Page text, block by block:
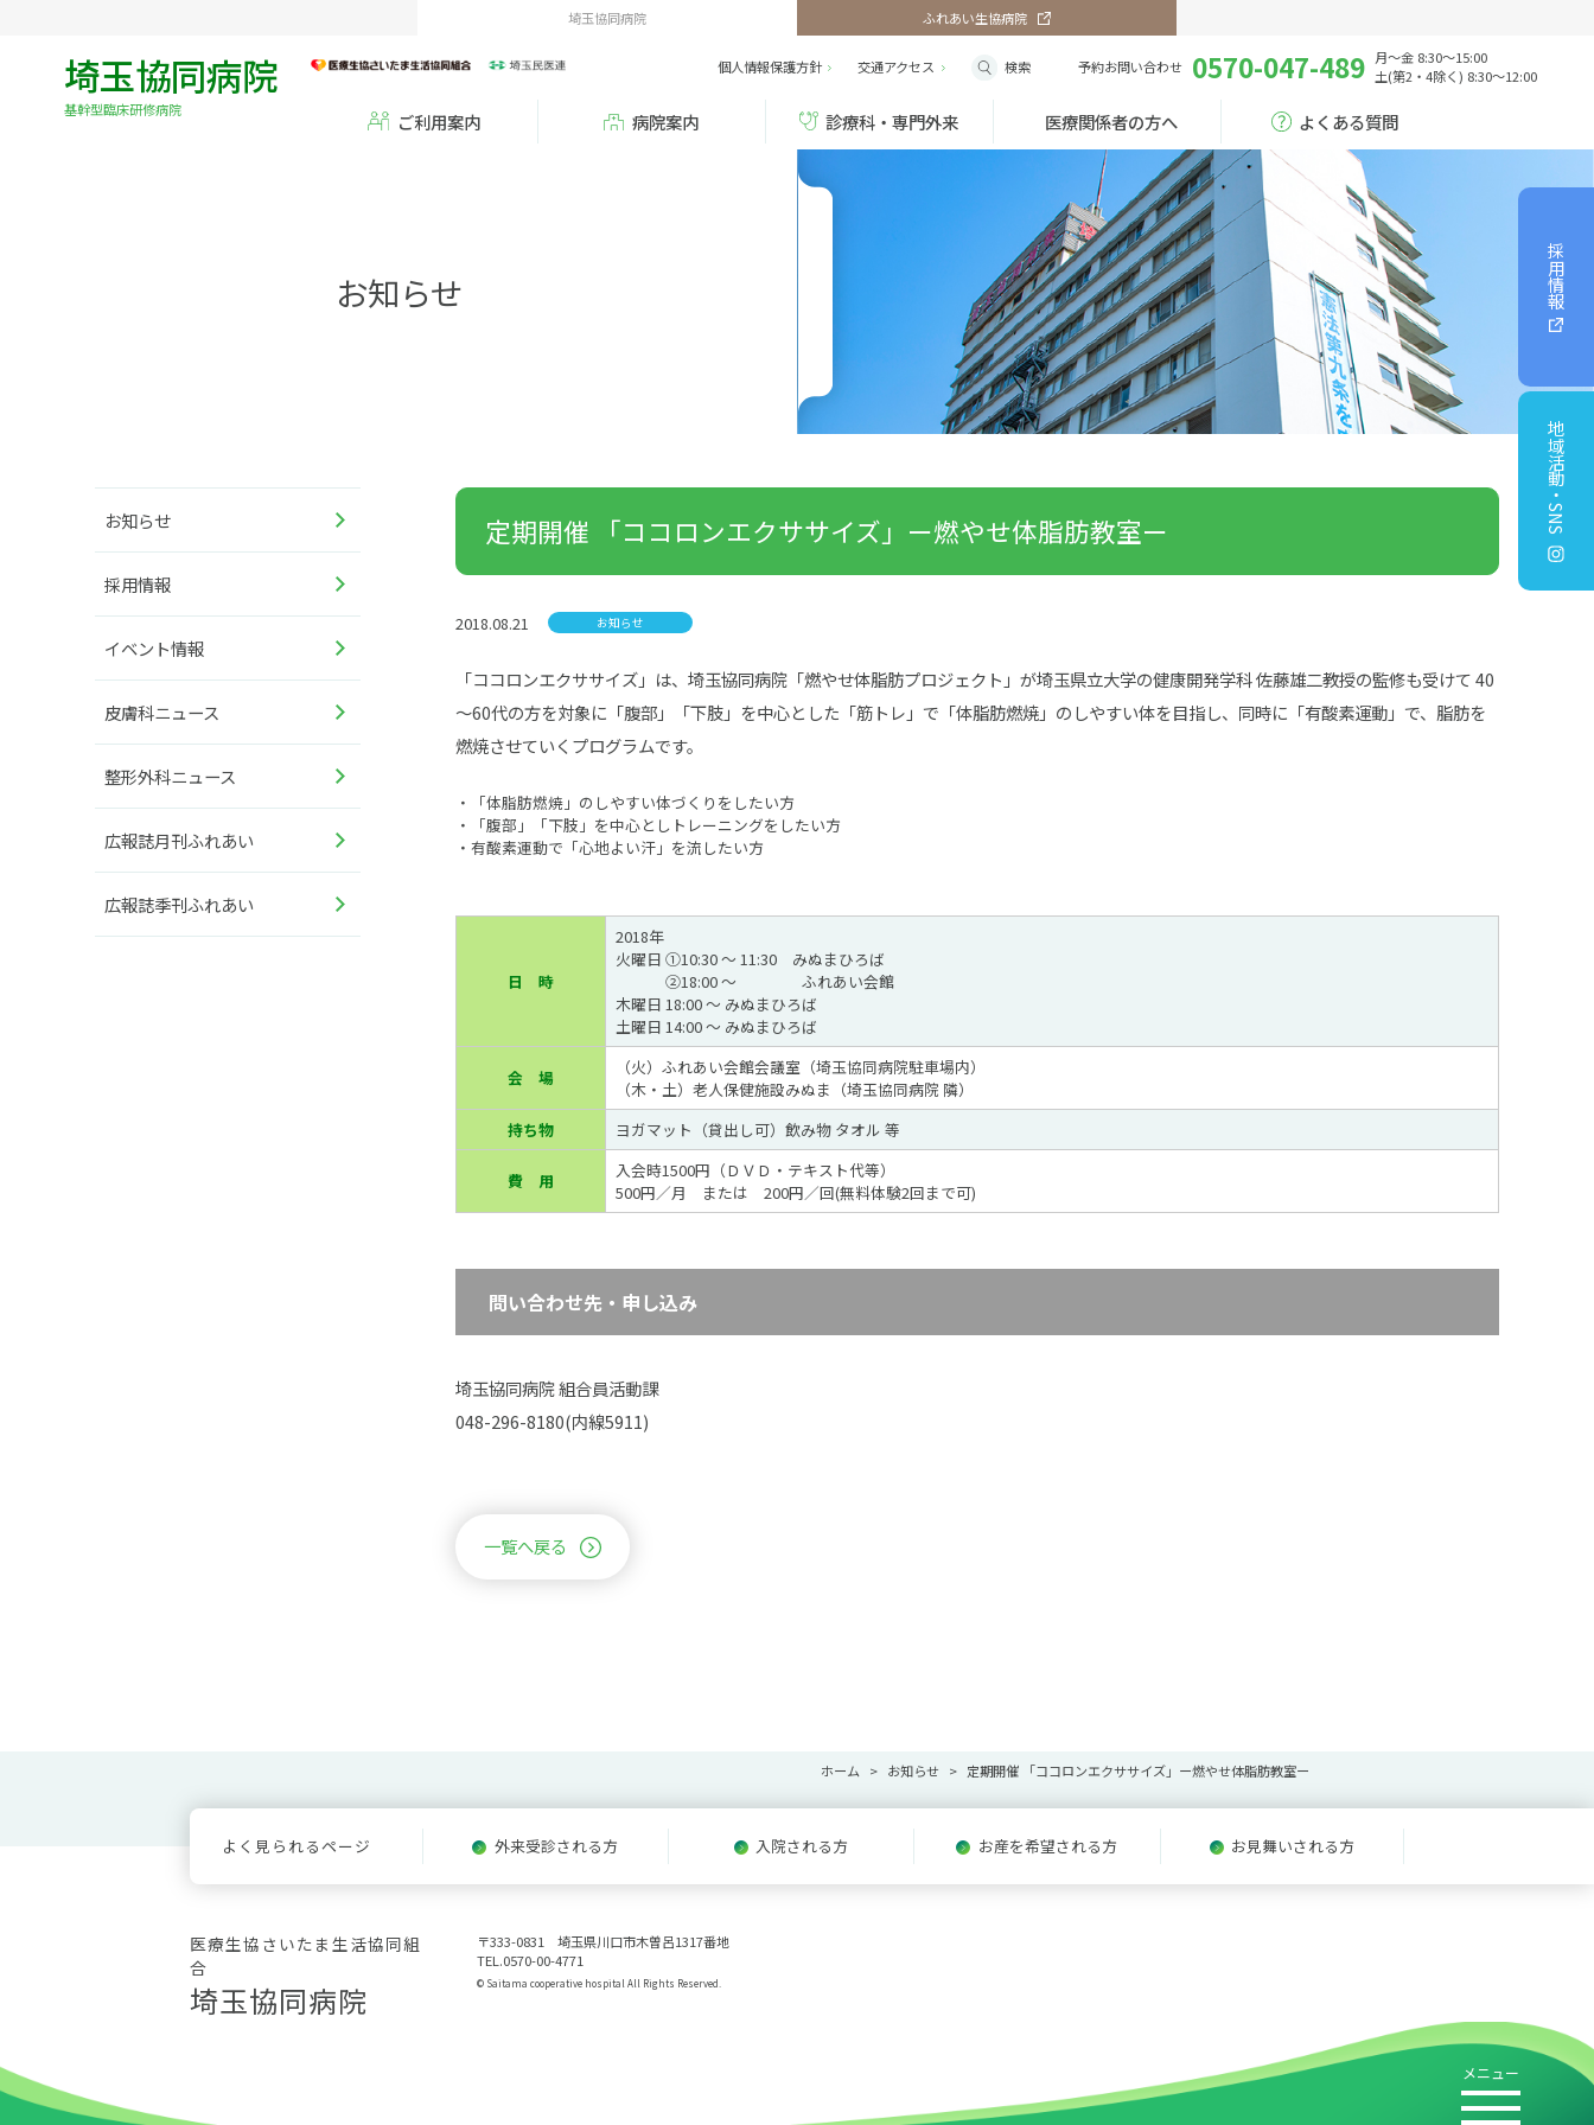
埼玉協同病院 ふれあい生協病院
埼玉協同病院
基幹型臨床研修病院
個人情報保護方針 交通アクセス 検索 予約お問い合わせ 0570-047-489 月～金 8:30～15:00
土(第2・4除く) 8:30～12:00
ご利用案内 病院案内 診療科・専門外来 医療関係者の方へ よくある質問
採用情報
地域活動・SNS
お知らせ
お知らせ
採用情報
イベント情報
皮膚科ニュース
整形外科ニュース
広報誌月刊ふれあい
広報誌季刊ふれあい
定期開催 「ココロンエクササイズ」ー燃やせ体脂肪教室ー
2018.08.21 お知らせ
「ココロンエクササイズ」は、埼玉協同病院「燃やせ体脂肪プロジェクト」が埼玉県立大学の健康開発学科 佐藤雄二教授の監修も受けて 40
～60代の方を対象に「腹部」「下肢」を中心とした「筋トレ」で「体脂肪燃焼」のしやすい体を目指し、同時に「有酸素運動」で、脂肪を
燃焼させていくプログラムです。
・「体脂肪燃焼」のしやすい体づくりをしたい方
・「腹部」「下肢」を中心としトレーニングをしたい方
・有酸素運動で「心地よい汗」を流したい方
日 時
2018年
火曜日 ①10:30 ～ 11:30 みぬまひろば
②18:00 ～ ふれあい会館
木曜日 18:00 ～ みぬまひろば
土曜日 14:00 ～ みぬまひろば
会 場
（火）ふれあい会館会議室（埼玉協同病院駐車場内）
（木・土）老人保健施設みぬま（埼玉協同病院 隣）
持ち物
ヨガマット（貸出し可）飲み物 タオル 等
費 用
入会時1500円（ＤＶＤ・テキスト代等）
500円／月 または 200円／回(無料体験2回まで可)
問い合わせ先・申し込み
埼玉協同病院 組合員活動課
048-296-8180(内線5911)
一覧へ戻る
ホーム お知らせ 定期開催 「ココロンエクササイズ」ー燃やせ体脂肪教室ー
メニュー
よく見られるページ 外来受診される方 入院される方 お産を希望される方 お見舞いされる方
医療生協さいたま生活協同組
合
埼玉協同病院
〒333-0831 埼玉県川口市木曽呂1317番地
TEL.0570-00-4771
© Saitama cooperative hospital All Rights Reserved.